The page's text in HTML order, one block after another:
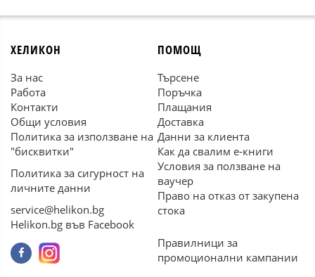
ХЕЛИКОН
За нас
Работа
Контакти
Общи условия
Политика за използване на
"бисквитки"
Политика за сигурност на
личните данни
service@helikon.bg
Helikon.bg във Facebook
ПОМОЩ
Търсене
Поръчка
Плащания
Доставка
Данни за клиента
Как да свалим е-книги
Условия за ползване на
ваучер
Право на отказ от закупена
стока
Правилници за
промоционални кампании